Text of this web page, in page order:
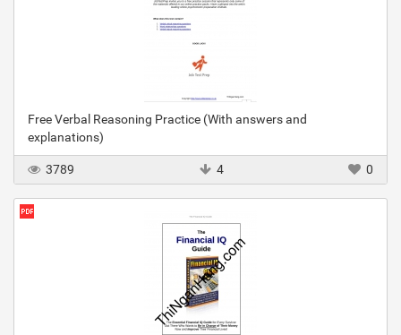
Free Verbal Reasoning Practice (With answers and
explanations)
3789 4 0